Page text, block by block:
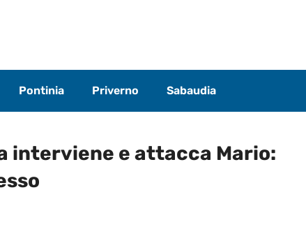
Pontinia Priverno Sabaudia
interviene e attacca Mario: